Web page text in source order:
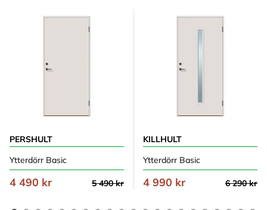
PERSHULT
Ytterdörr Basic
4 490 kr 5 490 kr
KILLHULT
Ytterdörr Basic
4 990 kr 6 290 kr